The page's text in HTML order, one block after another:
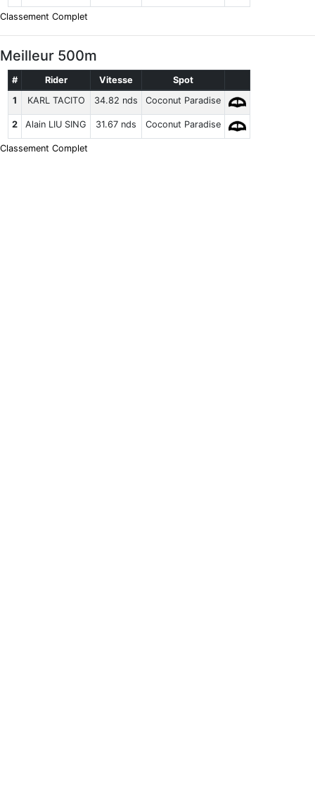
Classement Complet
Meilleur 500m
# Rider Vitesse
Spot
1
KARL TACITO 34.82 nds Coconut Paradise
2 Alain LIU SING 31.67 nds Coconut Paradise
Classement Complet